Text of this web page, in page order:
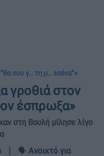
σου γ... τη μ... εσένα"»
γροθιά στον
έσπρωξα»
στη Βουλή μίλησε λίγο
┋ 🗣️ Ανοικτό για